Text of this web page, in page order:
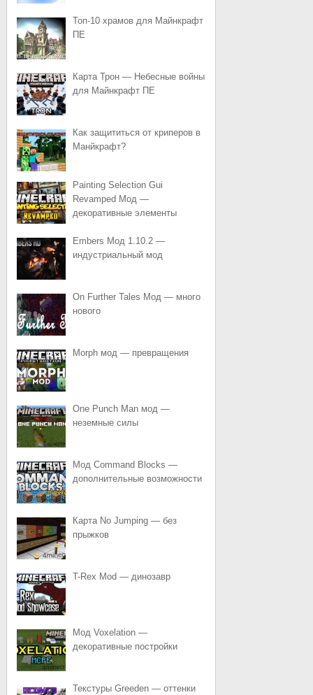
Топ-10 храмов для Майнкрафт
ПЕ
Карта Трон — Небесные войны
для Майнкрафт ПЕ
Как защититься от криперов в
Манйкрафт?
Painting Selection Gui
Revamped Мод —
декоративные элементы
Embers Мод 1.10.2 —
индустриальный мод
On Further Tales Мод — много
нового
Morph мод — превращения
One Punch Man мод —
неземные силы
Мод Command Blocks —
дополнительные возможности
Карта No Jumping — без
прыжков
T-Rex Mod — динозавр
Мод Voxelation —
декоративные постройки
Текстуры Greeden — оттенки